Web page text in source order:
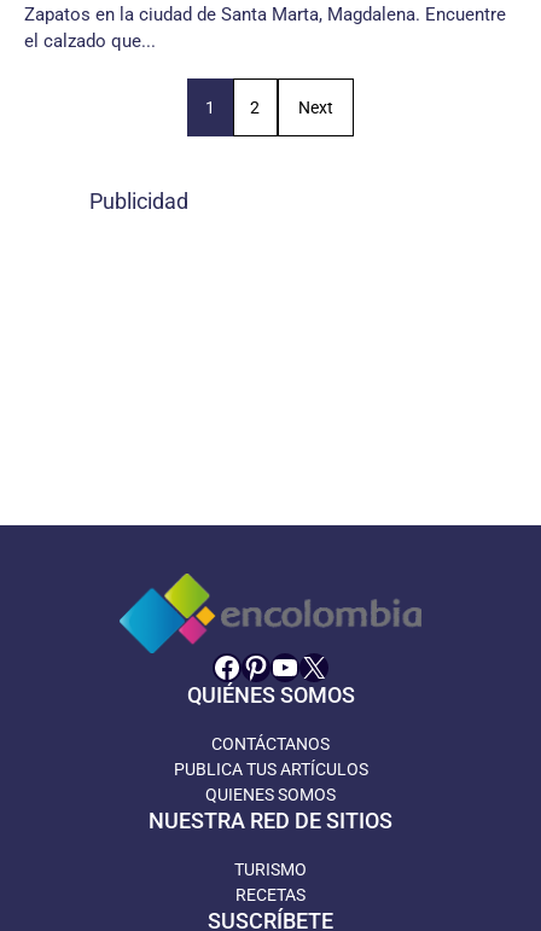
Zapatos en la ciudad de Santa Marta, Magdalena. Encuentre
el calzado que...
1 2 Next
Publicidad
Facebook
Pinterest
YouTube
X
QUIÉNES SOMOS
CONTÁCTANOS
PUBLICA TUS ARTÍCULOS
QUIENES SOMOS
NUESTRA RED DE SITIOS
TURISMO
RECETAS
SUSCRÍBETE